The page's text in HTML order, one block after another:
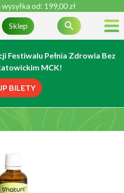
od: 199,00 zł
Sklep 
Festiwalu Pełnia Zdrowia Bez
MCK!
BILETY